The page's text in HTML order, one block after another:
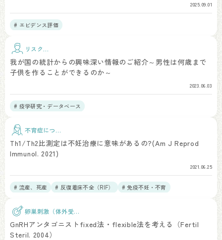
2025.09.01
# エビデンス評価
リスク因
我が国の統計からの興味深い情報のご紹介～男性は何歳まで
子供を作ることができるのか～
2023.06.03
# 疫学研究・データベース
不育症につい
Th1/Th2比測定は不妊治療に意味があるの?(Am J Reprod
Immunol. 2021)
2021.06.25
# 流産、死産 # 反復着床不全（RIF） # 免疫不妊・不育
卵巣刺激（体外受
GnRHアンタゴニストfixed法・flexible法を考える（Fertil
Steril. 2004）